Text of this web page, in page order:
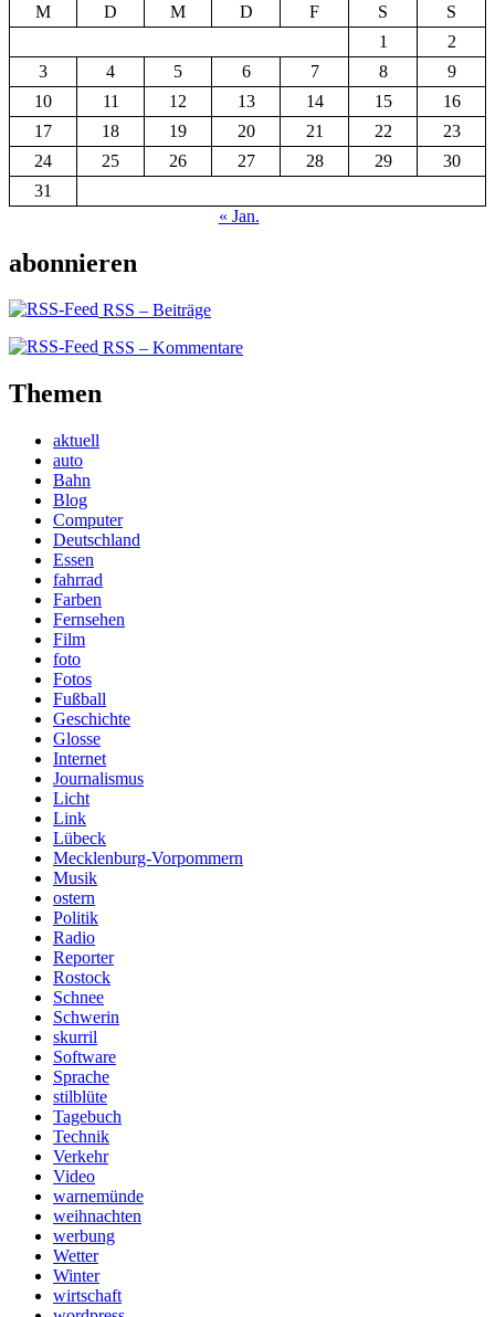
M
D M D F S
S
1
2
3
4 5 6 7 8
9
10
11 12 13 14 15
16
17
18 19 20 21 22
23
24
25 26 27 28 29
30
31
« Jan.
abonnieren
RSS – Beiträge
RSS – Kommentare
Themen
aktuell
auto
Bahn
Blog
Computer
Deutschland
Essen
fahrrad
Farben
Fernsehen
Film
foto
Fotos
Fußball
Geschichte
Glosse
Internet
Journalismus
Licht
Link
Lübeck
Mecklenburg-Vorpommern
Musik
ostern
Politik
Radio
Reporter
Rostock
Schnee
Schwerin
skurril
Software
Sprache
stilblüte
Tagebuch
Technik
Verkehr
Video
warnemünde
weihnachten
werbung
Wetter
Winter
wirtschaft